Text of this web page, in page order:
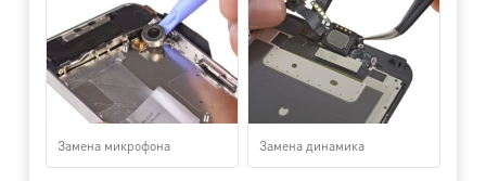
Замена микрофона Замена динамика